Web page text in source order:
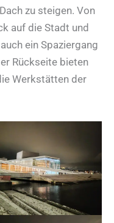
zu steigen. Von
auf die Stadt und
ein Spaziergang
Rückseite bieten
Werkstätten der